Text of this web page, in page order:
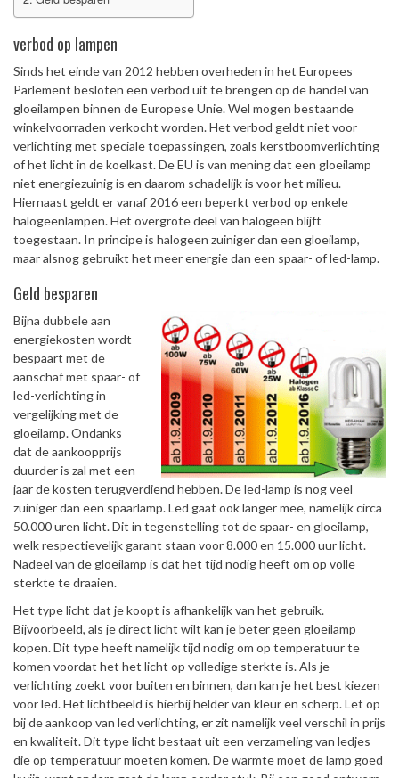
verbod op lampen
Sinds het einde van 2012 hebben overheden in het Europees
Parlement besloten een verbod uit te brengen op de handel van
gloeilampen binnen de Europese Unie. Wel mogen bestaande
winkelvoorraden verkocht worden. Het verbod geldt niet voor
verlichting met speciale toepassingen, zoals kerstboomverlichting
of het licht in de koelkast. De EU is van mening dat een gloeilamp
niet energiezuinig is en daarom schadelijk is voor het milieu.
Hiernaast geldt er vanaf 2016 een beperkt verbod op enkele
halogeenlampen. Het overgrote deel van halogeen blijft
toegestaan. In principe is halogeen zuiniger dan een gloeilamp,
maar alsnog gebruikt het meer energie dan een spaar- of led-lamp.
Geld besparen
Bijna dubbele aan
energiekosten wordt
bespaart met de
aanschaf met spaar- of
led-verlichting in
vergelijking met de
gloeilamp. Ondanks
dat de aankoopprijs
duurder is zal met een
jaar de kosten terugverdiend hebben. De led-lamp is nog veel
zuiniger dan een spaarlamp. Led gaat ook langer mee, namelijk circa
50.000 uren licht. Dit in tegenstelling tot de spaar- en gloeilamp,
welk respectievelijk garant staan voor 8.000 en 15.000 uur licht.
Nadeel van de gloeilamp is dat het tijd nodig heeft om op volle
sterkte te draaien.
Het type licht dat je koopt is afhankelijk van het gebruik.
Bijvoorbeeld, als je direct licht wilt kan je beter geen gloeilamp
kopen. Dit type heeft namelijk tijd nodig om op temperatuur te
komen voordat het het licht op volledige sterkte is. Als je
verlichting zoekt voor buiten en binnen, dan kan je het best kiezen
voor led. Het lichtbeeld is hierbij helder van kleur en scherp. Let op
bij de aankoop van led verlichting, er zit namelijk veel verschil in prijs
en kwaliteit. Dit type licht bestaat uit een verzameling van ledjes
die op temperatuur moeten komen. De warmte moet de lamp goed